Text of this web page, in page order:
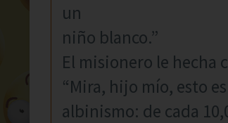
un
niño blanco.”
El misionero le hecha
“Mira, hijo mío, esto
albinismo: de cada